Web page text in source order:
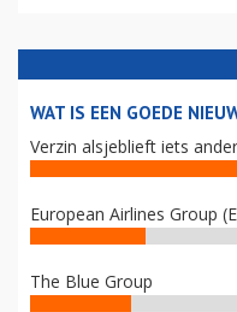
WAT IS EEN GOEDE
Verzin alsjeblieft iets
European Airlines Group
The Blue Group